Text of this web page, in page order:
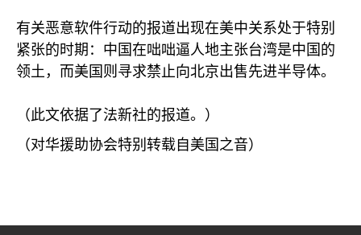
有关恶意软件行动的报道出现在美中关系处于特别
紧张的时期：中国在咄咄逼人地主张台湾是中国的
领土，而美国则寻求禁止向北京出售先进半导体。
（此文依据了法新社的报道。）
（对华援助协会特别转载自美国之音）